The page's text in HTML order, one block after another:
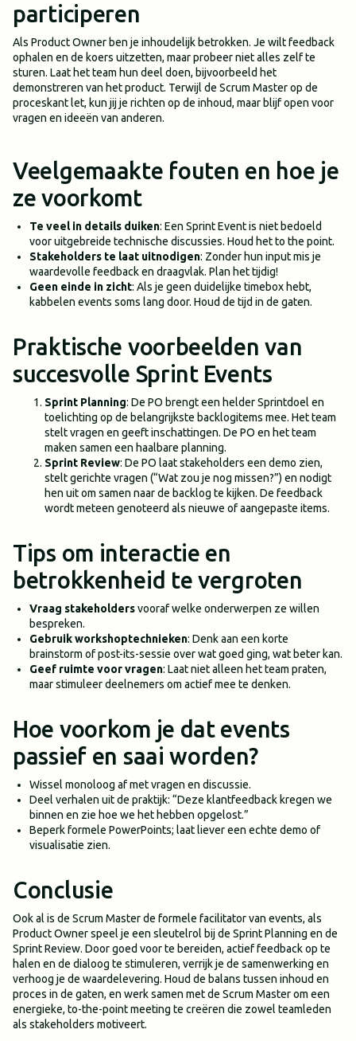
participeren
Als Product Owner ben je inhoudelijk betrokken. Je wilt feedback
ophalen en de koers uitzetten, maar probeer niet alles zelf te
sturen. Laat het team hun deel doen, bijvoorbeeld het
demonstreren van het product. Terwijl de Scrum Master op de
proceskant let, kun jij je richten op de inhoud, maar blijf open voor
vragen en ideeën van anderen.
Veelgemaakte fouten en hoe je
ze voorkomt
Te veel in details duiken: Een Sprint Event is niet bedoeld
voor uitgebreide technische discussies. Houd het to the point.
Stakeholders te laat uitnodigen: Zonder hun input mis je
waardevolle feedback en draagvlak. Plan het tijdig!
Geen einde in zicht: Als je geen duidelijke timebox hebt,
kabbelen events soms lang door. Houd de tijd in de gaten.
Praktische voorbeelden van
succesvolle Sprint Events
Sprint Planning: De PO brengt een helder Sprintdoel en
toelichting op de belangrijkste backlogitems mee. Het team
stelt vragen en geeft inschattingen. De PO en het team
maken samen een haalbare planning.
Sprint Review: De PO laat stakeholders een demo zien,
stelt gerichte vragen (“Wat zou je nog missen?”) en nodigt
hen uit om samen naar de backlog te kijken. De feedback
wordt meteen genoteerd als nieuwe of aangepaste items.
Tips om interactie en
betrokkenheid te vergroten
Vraag stakeholdersvooraf welke onderwerpen ze willen
bespreken.
Gebruik workshoptechnieken: Denk aan een korte
brainstorm of post-its-sessie over wat goed ging, wat beter kan.
Geef ruimte voor vragen: Laat niet alleen het team praten,
maar stimuleer deelnemers om actief mee te denken.
Hoe voorkom je dat events
passief en saai worden?
Wissel monoloog af met vragen en discussie.
Deel verhalen uit de praktijk: “Deze klantfeedback kregen we
binnen en zie hoe we het hebben opgelost.”
Beperk formele PowerPoints; laat liever een echte demo of
visualisatie zien.
Conclusie
Ook al is de Scrum Master de formele facilitator van events, als
Product Owner speel je een sleutelrol bij de Sprint Planning en de
Sprint Review. Door goed voor te bereiden, actief feedback op te
halen en de dialoog te stimuleren, verrijk je de samenwerking en
verhoog je de waardelevering. Houd de balans tussen inhoud en
proces in de gaten, en werk samen met de Scrum Master om een
energieke, to-the-point meeting te creëren die zowel teamleden
als stakeholders motiveert.